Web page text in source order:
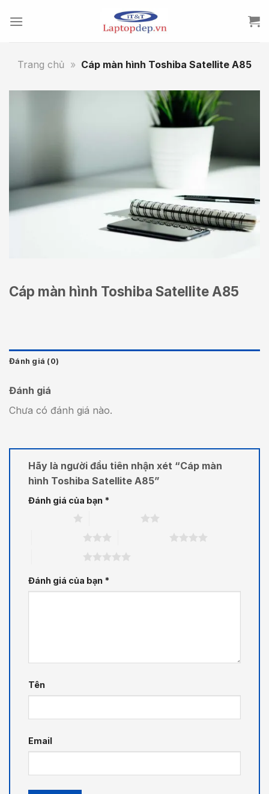
Trang chủ » Cáp màn hình Toshiba Satellite A85
Cáp màn hình Toshiba Satellite A85
Đánh giá (0)
Đánh giá
Chưa có đánh giá nào.
Hãy là người đầu tiên nhận xét “Cáp màn
hình Toshiba Satellite A85”
Đánh giá của bạn *
Đánh giá của bạn *
Tên
Email